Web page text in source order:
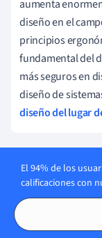
aumenta
diseño en el
principios
fundamental del
más seguros en
diseño de
diseño del lugar
Integración
Ejemplos
La ergonomía
del diseño en
El 94% de los
calificaciones con